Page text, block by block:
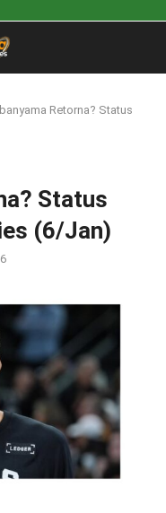
Retorna? Status
Status
(6/Jan)